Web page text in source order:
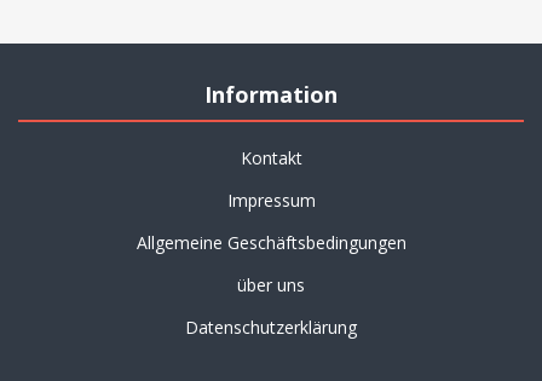
Information
Kontakt
Impressum
Allgemeine Geschäftsbedingungen
über uns
Datenschutzerklärung